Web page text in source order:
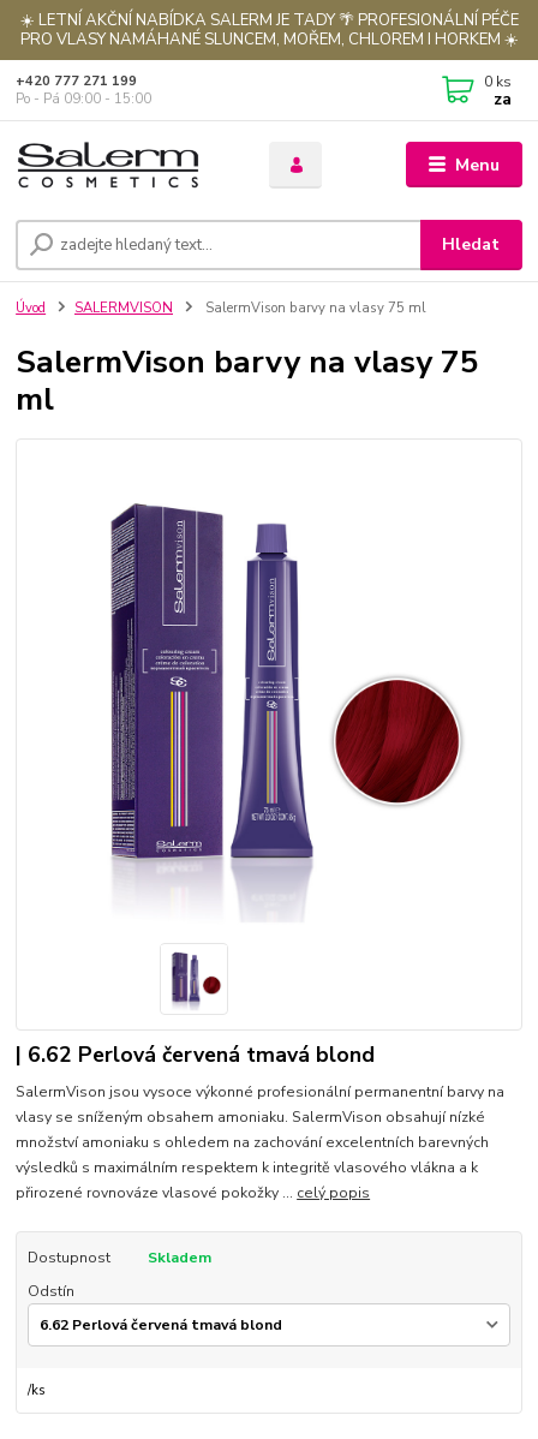
☀️ LETNÍ AKČNÍ NABÍDKA SALERM JE TADY 🌴 PROFESIONÁLNÍ PÉČE
PRO VLASY NAMÁHANÉ SLUNCEM, MOŘEM, CHLOREM I HORKEM ☀️
Menu
Hledat
+420 777 271 199
Po - Pá 09:00 - 15:00
0 ks
za
Úvod SALERMVISON SalermVison barvy na vlasy 75 ml
SalermVison barvy na vlasy 75
ml
| 6.62 Perlová červená tmavá blond
SalermVison jsou vysoce výkonné profesionální permanentní barvy na
vlasy se sníženým obsahem amoniaku. SalermVison obsahují nízké
množství amoniaku s ohledem na zachování excelentních barevných
výsledků s maximálním respektem k integritě vlasového vlákna a k
přirozené rovnováze vlasové pokožky ... celý popis
Dostupnost
Skladem
Odstín
/ks